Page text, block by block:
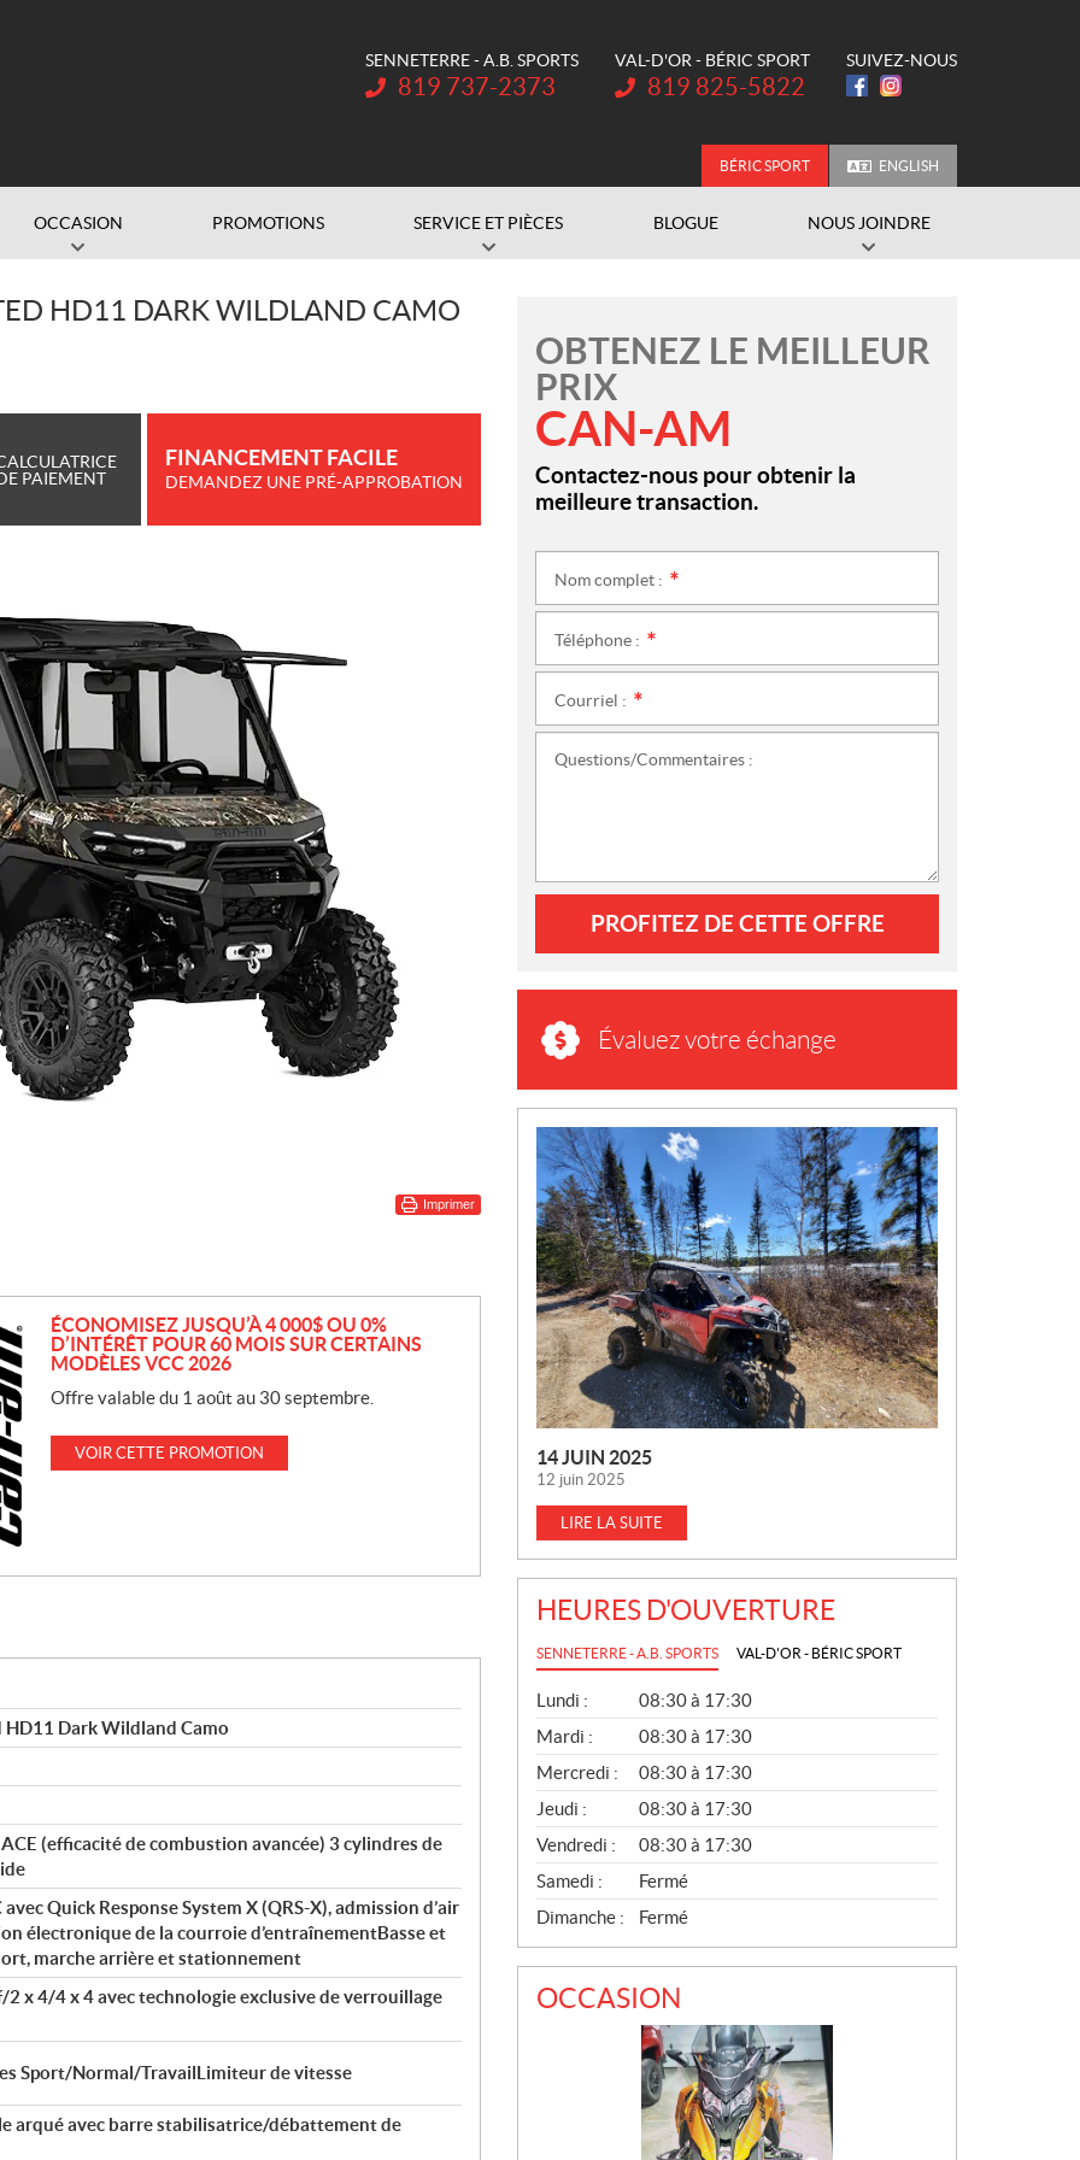
SENNETERRE - A.B. SPORTS
Téléphone :
819 737-2373
VAL-D'OR - BÉRIC SPORT
Téléphone :
819 825-5822
SUIVEZ-NOUS
BÉRIC SPORT ENGLISH
OCCASION PROMOTIONS SERVICE ET PIÈCES BLOGUE NOUS JOINDRE
HD11 DARK WILDLAND CAMO
PAIEMENT
FINANCEMENT FACILE
DEMANDEZ UNE PRÉ-APPROBATION
Imprimer
ÉCONOMISEZ JUSQU’À 4 000$ OU 0%
D’INTÉRÊT POUR 60 MOIS SUR CERTAINS
MODÈLES VCC 2026
Offre valable du 1 août au 30 septembre.
VOIR CETTE PROMOTION
Dark Wildland Camo
(efficacité de combustion avancée) 3 cylindres de
Quick Response System X (QRS-X), admission d’air
électronique de la courroie d’entraînementBasse et
marche arrière et stationnement
2 x 4/4 x 4 avec technologie exclusive de verrouillage
Sport/Normal/TravailLimiteur de vitesse
arqué avec barre stabilisatrice/débattement de
OBTENEZ LE MEILLEUR
PRIX
CAN-AM
Contactez-nous pour obtenir la
meilleure transaction.
Nom complet :
Téléphone :
Courriel :
Questions/Commentaires :
PROFITEZ DE CETTE OFFRE
Évaluez votre échange
N
O
U
V
E
L
L
E
S
14 JUIN 2025
12 juin 2025
LIRE LA SUITE
HEURES D'OUVERTURE
SENNETERRE - A.B. SPORTS VAL-D'OR - BÉRIC SPORT
G
É
N
É
R
A
L
Lundi :
08:30 à 17:30
Mardi :
08:30 à 17:30
Mercredi :
08:30 à 17:30
Jeudi :
08:30 à 17:30
Vendredi :
08:30 à 17:30
Samedi :
Fermé
Dimanche :
Fermé
OCCASION